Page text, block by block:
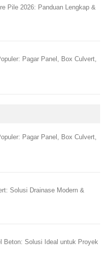
Pile 2026: Panduan Lengkap &
Pagar Panel, Box Culvert,
Pagar Panel, Box Culvert,
Solusi Drainase Modern &
Beton: Solusi Ideal untuk Proyek